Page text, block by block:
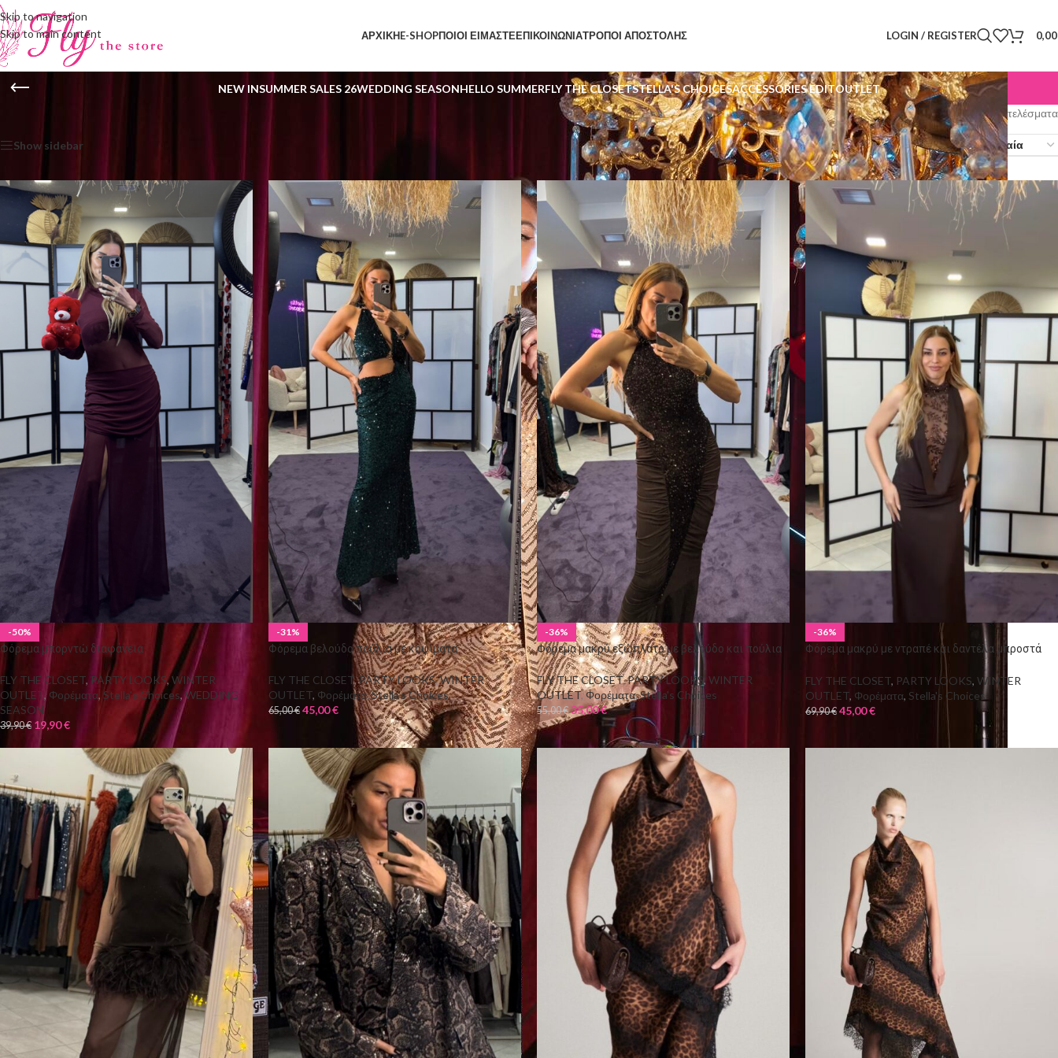
Skip to navigation
Skip to main content
ΑΡΧΙΚΗE-SHOPΠΟΙΟΙ ΕΙΜΑΣΤΕΕΠΙΚΟΙΝΩΝΙΑΤΡΟΠΟΙ ΑΠΟΣΤΟΛΗΣ LOGIN / REGISTER
NEW INSUMMER SALES 26WEDDING SEASONHELLO SUMMERFLY THE CLOSETSTELLA'S CHOICESACCESSORIES EDITOUTLET
Βλέπετε 1–12 από 81 αποτελέσματα
Show sidebar Show 9 12 18 24
-50%
Φόρεμα μπορντώ διαφάνεια
FLY THE CLOSET, PARTY LOOKS,WINTER
OUTLET, Φορέματα, Stella's Choices,WEDDING
SEASON
39,90€ 19,90€
-31%
Φόρεμα βελούδο πούλια με κοψίματα
FLY THE CLOSET,PARTY LOOKS,WINTER
OUTLET, Φορέματα,Stella's Choices
65,00€ 45,00€
-36%
Φόρεμα μακρύ εξώπλατο με βελούδο και πούλια
FLY THE CLOSET,PARTY LOOKS, WINTER
OUTLET,Φορέματα,Stella's Choices
55,00€ 35,00€
-36%
Φόρεμα μακρύ με ντραπέ και δαντέλα μπροστά
FLY THE CLOSET, PARTY LOOKS, WINTER
OUTLET, Φορέματα, Stella's Choices
69,90€ 45,00€